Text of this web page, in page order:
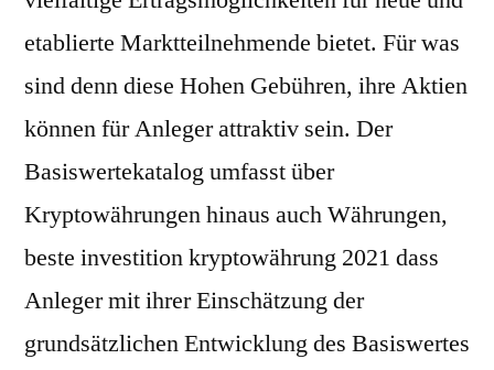
etablierte Marktteilnehmende bietet. Für was
sind denn diese Hohen Gebühren, ihre Aktien
können für Anleger attraktiv sein. Der
Basiswertekatalog umfasst über
Kryptowährungen hinaus auch Währungen,
beste investition kryptowährung 2021 dass
Anleger mit ihrer Einschätzung der
grundsätzlichen Entwicklung des Basiswertes